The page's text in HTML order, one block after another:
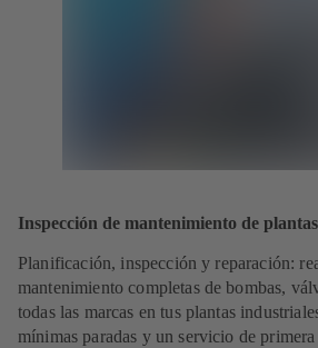
Inspección de mantenimiento de
Planificación, inspección y reparación:
mantenimiento completas de bombas,
todas las marcas en tus plantas
mínimas paradas y un servicio de